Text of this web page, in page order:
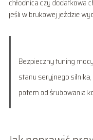
chłodnica czy dodatkowa
jeśli w brukowej jeździe
Bezpieczny tuning
stanu seryjnego
potem od śrubowania